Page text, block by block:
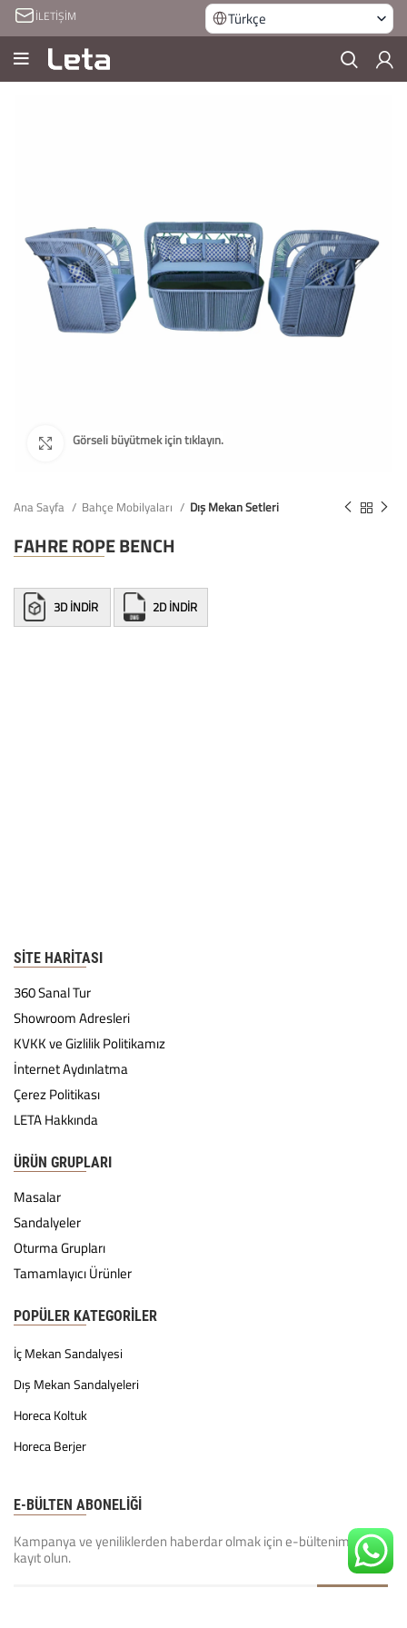
İLETİŞİM Türkçe
Ana Sayfa Bahçe Mobilyaları Dış Mekan Setleri
FAHRE ROPE BENCH
3D İNDİR 2D İNDİR
SITE HARITASI
360 Sanal Tur
Showroom Adresleri
KVKK ve Gizlilik Politikamız
İnternet Aydınlatma
Çerez Politikası
LETA Hakkında
ÜRÜN GRUPLARI
Masalar
Sandalyeler
Oturma Grupları
Tamamlayıcı Ürünler
POPÜLER KATEGORILER
İç Mekan Sandalyesi
Dış Mekan Sandalyeleri
Horeca Koltuk
Horeca Berjer
E-BÜLTEN ABONELİĞİ
Kampanya ve yeniliklerden haberdar olmak için e-bültenimize
kayıt olun.